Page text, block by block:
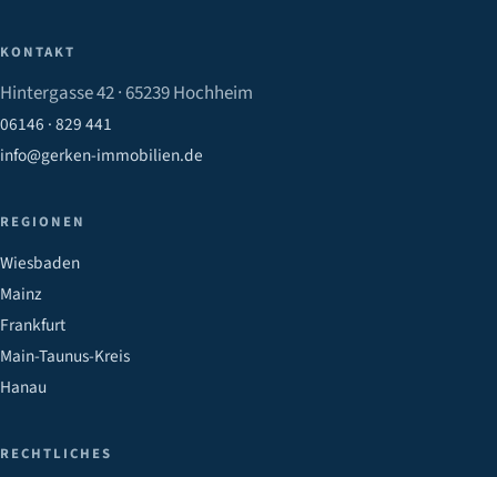
KONTAKT
Hintergasse 42 · 65239 Hochheim
06146 · 829 441
info@gerken-immobilien.de
REGIONEN
Wiesbaden
Mainz
Frankfurt
Main-Taunus-Kreis
Hanau
RECHTLICHES